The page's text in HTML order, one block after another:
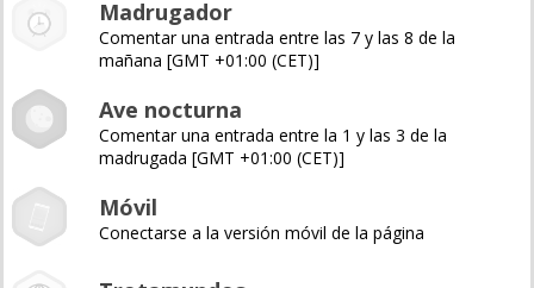
Madrugador
Comentar una entrada entre las 7 y las 8 de la
mañana [GMT +01:00 (CET)]
Ave nocturna
Comentar una entrada entre la 1 y las 3 de la
madrugada [GMT +01:00 (CET)]
Móvil
Conectarse a la versión móvil de la página